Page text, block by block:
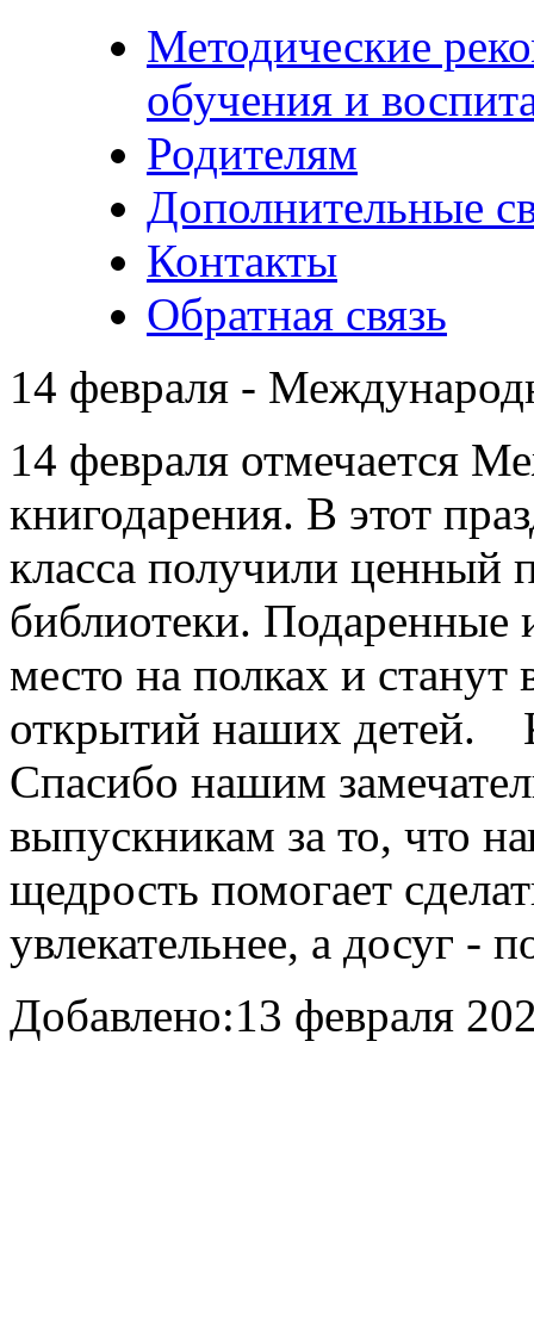
Методические
обучения и
Родителям
Дополнительные
Контакты
Обратная связь
14 февраля -
14 февраля отмечается
книгодарения. В этот
класса получили ценный
библиотеки. Подаренные
место на полках и
открытий наших детей.
Спасибо нашим
выпускникам за то, что
щедрость помогает
увлекательнее, а досуг -
Добавлено:13 февраля